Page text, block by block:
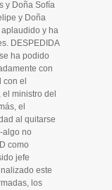
y Doña Sofía
y Doña
y ha
DESPEDIDA
ha podido
con
con el
ministro del
el
al quitarse
algo no
como
jefe
este
los